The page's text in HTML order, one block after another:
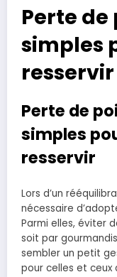
Perte de
simples
resservir
Perte de
simples
resservir
Lors d’un
nécessaire
Parmi elles, éviter
soit par
sembler un petit
pour celles et